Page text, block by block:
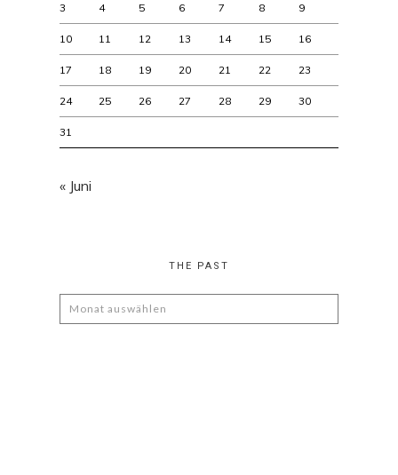
3 4 5 6 7 8 9
10 11 12 13 14 15 16
17 18 19 20 21 22 23
24 25 26 27 28 29 30
31
« Juni
THE PAST
The
Past